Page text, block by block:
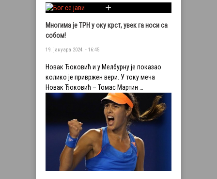
Многима је ТРН у оку крст, увек га носи са
собом!
19. јануара 2024. - 16:45
Новак Ђоковић и у Мелбурну је показао
колико је привржен вери. У току меча
Новак Ђоковић – Томас Мартин …